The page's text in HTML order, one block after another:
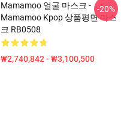
Mamamoo 얼굴 마스크 -
Mamamoo Kpop 상품평면 마스
크 RB0508
₩2,740,842 - ₩3,100,500
-20%